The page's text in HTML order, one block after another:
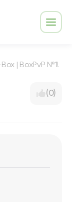
| BoxPvP №1!
(0)